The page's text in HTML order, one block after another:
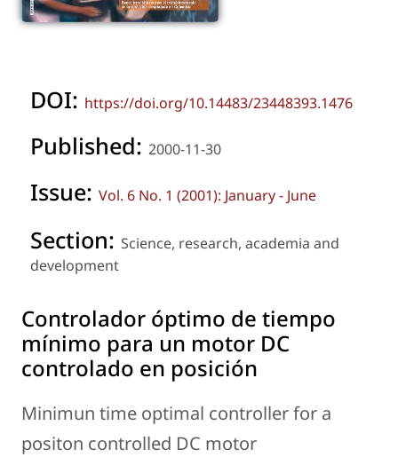
DOI: https://doi.org/10.14483/23448393.1476
Published: 2000-11-30
Issue: Vol. 6 No. 1 (2001): January - June
Section: Science, research, academia and
development
Controlador óptimo de tiempo
mínimo para un motor DC
controlado en posición
Minimun time optimal controller for a
positon controlled DC motor